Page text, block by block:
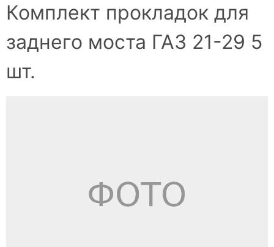
Комплект прокладок для
заднего моста ГАЗ 21-29 5
шт.